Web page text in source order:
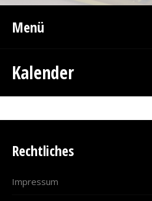
Menü
Kalender
Rechtliches
Impressum